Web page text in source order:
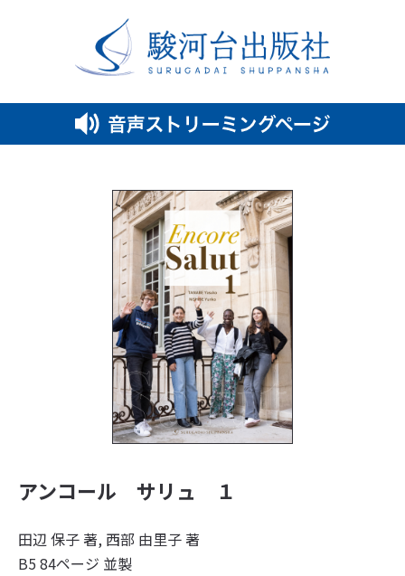
アンコール サリュ １
田辺 保子 著, 西部 由里子 著
B5 84ページ 並製